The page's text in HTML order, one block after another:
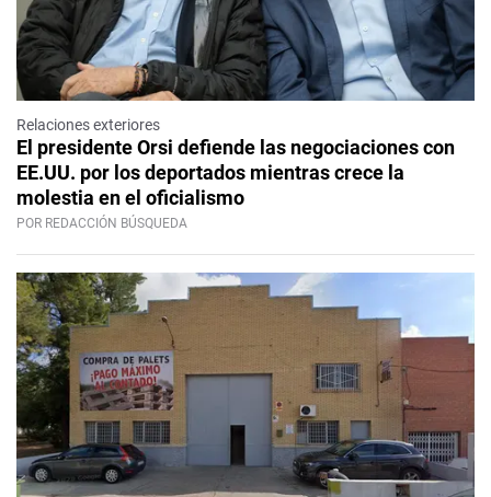
Relaciones exteriores
El presidente Orsi defiende las negociaciones con
EE.UU. por los deportados mientras crece la
molestia en el oficialismo
POR REDACCIÓN BÚSQUEDA